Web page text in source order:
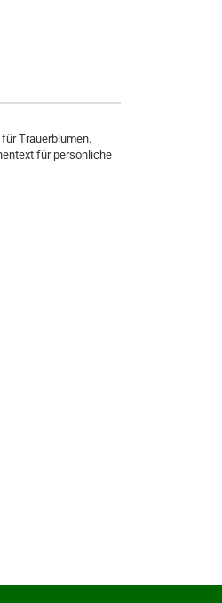
Trauerblumen.
für persönliche